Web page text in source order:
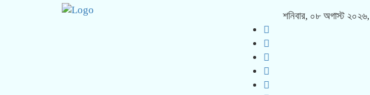
শনিবার, ০৮ অগাস্ট ২০২৬,